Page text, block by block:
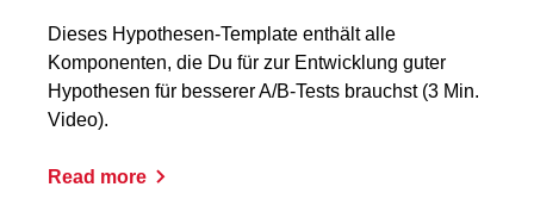
Dieses Hypothesen-Template enthält alle
Komponenten, die Du für zur Entwicklung guter
Hypothesen für besserer A/B-Tests brauchst (3 Min.
Video).
Read more